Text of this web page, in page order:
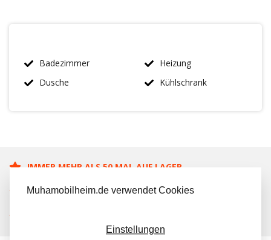
Badezimmer
Dusche
Heizung
Kühlschrank
IMMER MEHR ALS 50 MAL AUF LAGER
KOSTENLOSER TRANSPORT IN NL BEIM KAUF
Muhamobilheim.de verwendet Cookies
Einstellungen